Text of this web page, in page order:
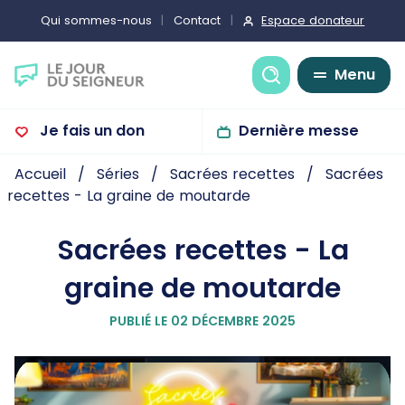
Qui sommes-nous Contact Espace donateur
Recherche
Menu
Je fais un don Dernière messe
Accueil Séries Sacrées recettes
Sacrées
recettes - La graine de moutarde
Sacrées recettes - La
graine de moutarde
PUBLIÉ LE 02 DÉCEMBRE 2025